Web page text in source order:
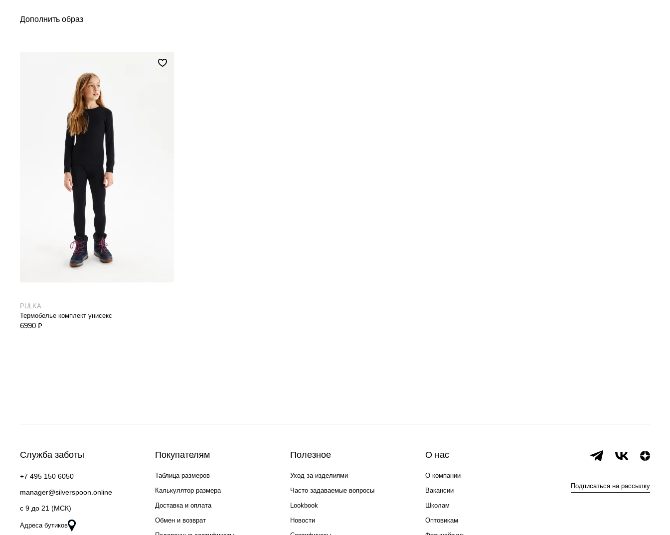
Дополнить образ
PULKA
Термобелье комплект унисекс
6990 ₽
Служба заботы
+7 495 150 6050
manager@silverspoon.online
c 9 до 21 (МСК)
Адреса бутиков
Покупателям
Таблица размеров
Калькулятор размера
Доставка и оплата
Обмен и возврат
Полезное
Уход за изделиями
Часто задаваемые вопросы
Lookbook
Новости
О нас
О компании
Вакансии
Школам
Оптовикам
Подписаться на рассылку